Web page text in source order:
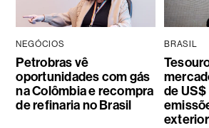
NEGÓCIOS
Petrobras vê
oportunidades com gás
na Colômbia e recompra
de refinaria no Brasil
BRASIL
de US$
exterior